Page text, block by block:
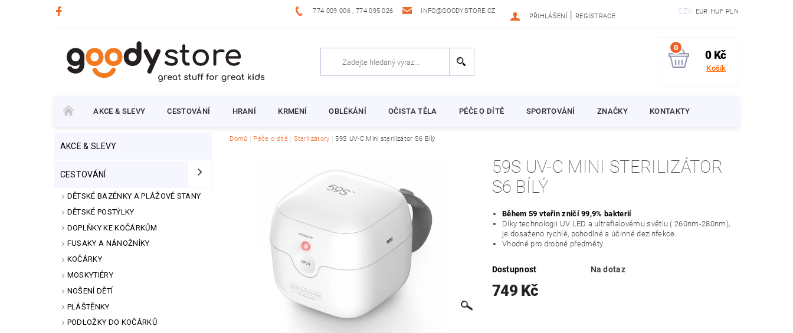
774 009 006 , 774 095 026 INFO@GOODYSTORE.CZ CZK EUR HUF PLN
PŘIHLÁŠENÍ | REGISTRACE
0
0 Kč
Košík
AKCE & SLEVY CESTOVÁNÍ HRANÍ KRMENÍ OBLÉKÁNÍ OČISTA TĚLA PÉČE O DÍTĚ SPORTOVÁNÍ ZNAČKY KONTAKTY
AKCE & SLEVY
CESTOVÁNÍ
DĚTSKÉ BAZÉNKY A PLÁŽOVÉ STANY
DĚTSKÉ POSTÝLKY
DOPLŇKY KE KOČÁRKŮM
FUSAKY A NÁNOŽNÍKY
KOČÁRKY
MOSKYTIÉRY
NOŠENÍ DĚTÍ
PLÁŠTĚNKY
PODLOŽKY DO KOČÁRKŮ
Domů Péče o dítě Sterilizátory 59S UV-C Mini sterilizátor S6 Bílý
59S UV-C MINI STERILIZÁTOR
S6 BÍLÝ
Během 59 vteřin zničí 99,9% bakterií
Díky technologii UV LED a ultrafialovému světlu ( 260nm-280nm),
je dosaženo rychlé, pohodlné a účinné dezinfekce.
Vhodné pro drobné předměty
Dostupnost Na dotaz
749 Kč